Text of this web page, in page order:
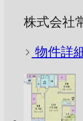
株式会社
物件詳